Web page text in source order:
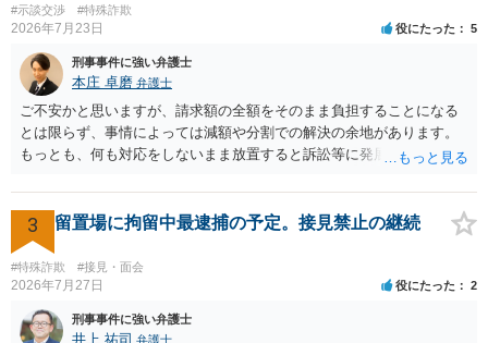
#示談交渉
#特殊詐欺
2026年7月23日 役にたった 5
刑事事件に強い弁護士
本庄 卓磨 弁護士
ご不安かと思いますが、請求額の全額をそのまま負担することになる
とは限らず、事情によっては減額や分割での解決の余地があります。
もっとも、何も対応をしないまま放置すると訴訟等に発展してしまう
めします。
3 留置場に拘留中最逮捕の予定。接見禁止の継続
#特殊詐欺 #接見・面会
2026年7月27日 役にたった 2
刑事事件に強い弁護士
井上 祐司 弁護士